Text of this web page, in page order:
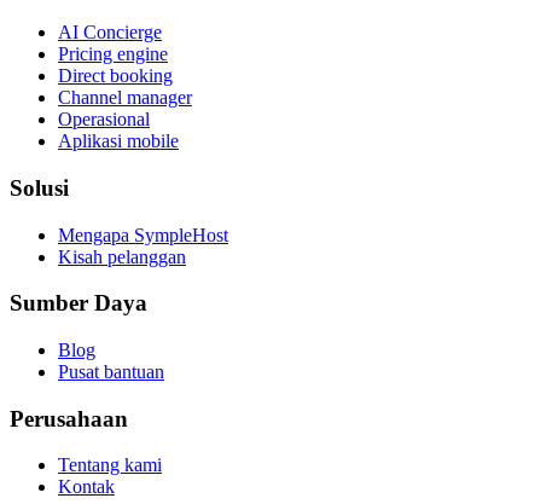
AI Concierge
Pricing engine
Direct booking
Channel manager
Operasional
Aplikasi mobile
Solusi
Mengapa SympleHost
Kisah pelanggan
Sumber Daya
Blog
Pusat bantuan
Perusahaan
Tentang kami
Kontak